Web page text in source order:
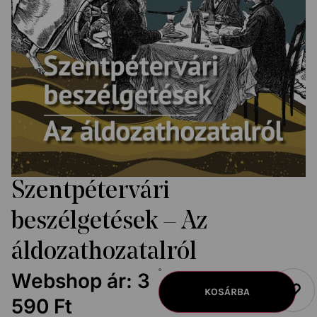
Szentpétervári
beszélgetések – Az
áldozathozatalról
Webshop ár: 3
590 Ft
KOSÁRBA